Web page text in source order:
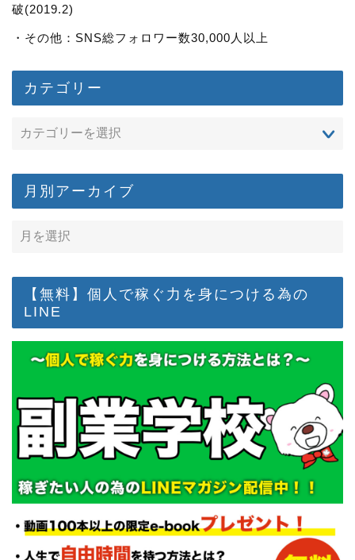
破(2019.2)
・その他：SNS総フォロワー数30,000人以上
カテゴリー
月別アーカイブ
【無料】個人で稼ぐ力を身につける為の
LINE